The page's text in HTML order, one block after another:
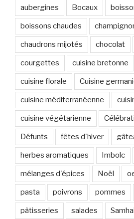
aubergines Bocaux
boissons chaudes
chaudrons mijotés chocolat
courgettes cuisine bretonne
cuisine florale Cuisine
cuisine méditerranéenne
cuisine végétarienne
Défunts fêtes d'hiver
herbes aromatiques Imbolc
mélanges d'épices Noël
pasta poivrons pommes
pâtisseries salades